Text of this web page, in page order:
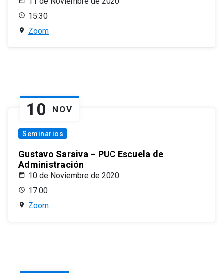
15:30
Zoom
10 NOV
Seminarios
Gustavo Saraiva – PUC Escuela de
Administración
10 de Noviembre de 2020
17:00
Zoom